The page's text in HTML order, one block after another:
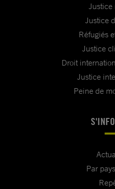
Justice
Justice
Réfugiés
Justice
Droit
Justice
Peine de
Par